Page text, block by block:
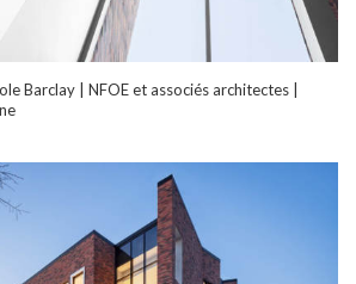
Barclay | NFOE et associés architectes |